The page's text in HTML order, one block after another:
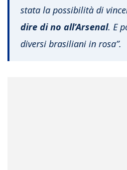
stata la possibilità di
dire di no all’Arsenal. E
diversi brasiliani in rosa”.